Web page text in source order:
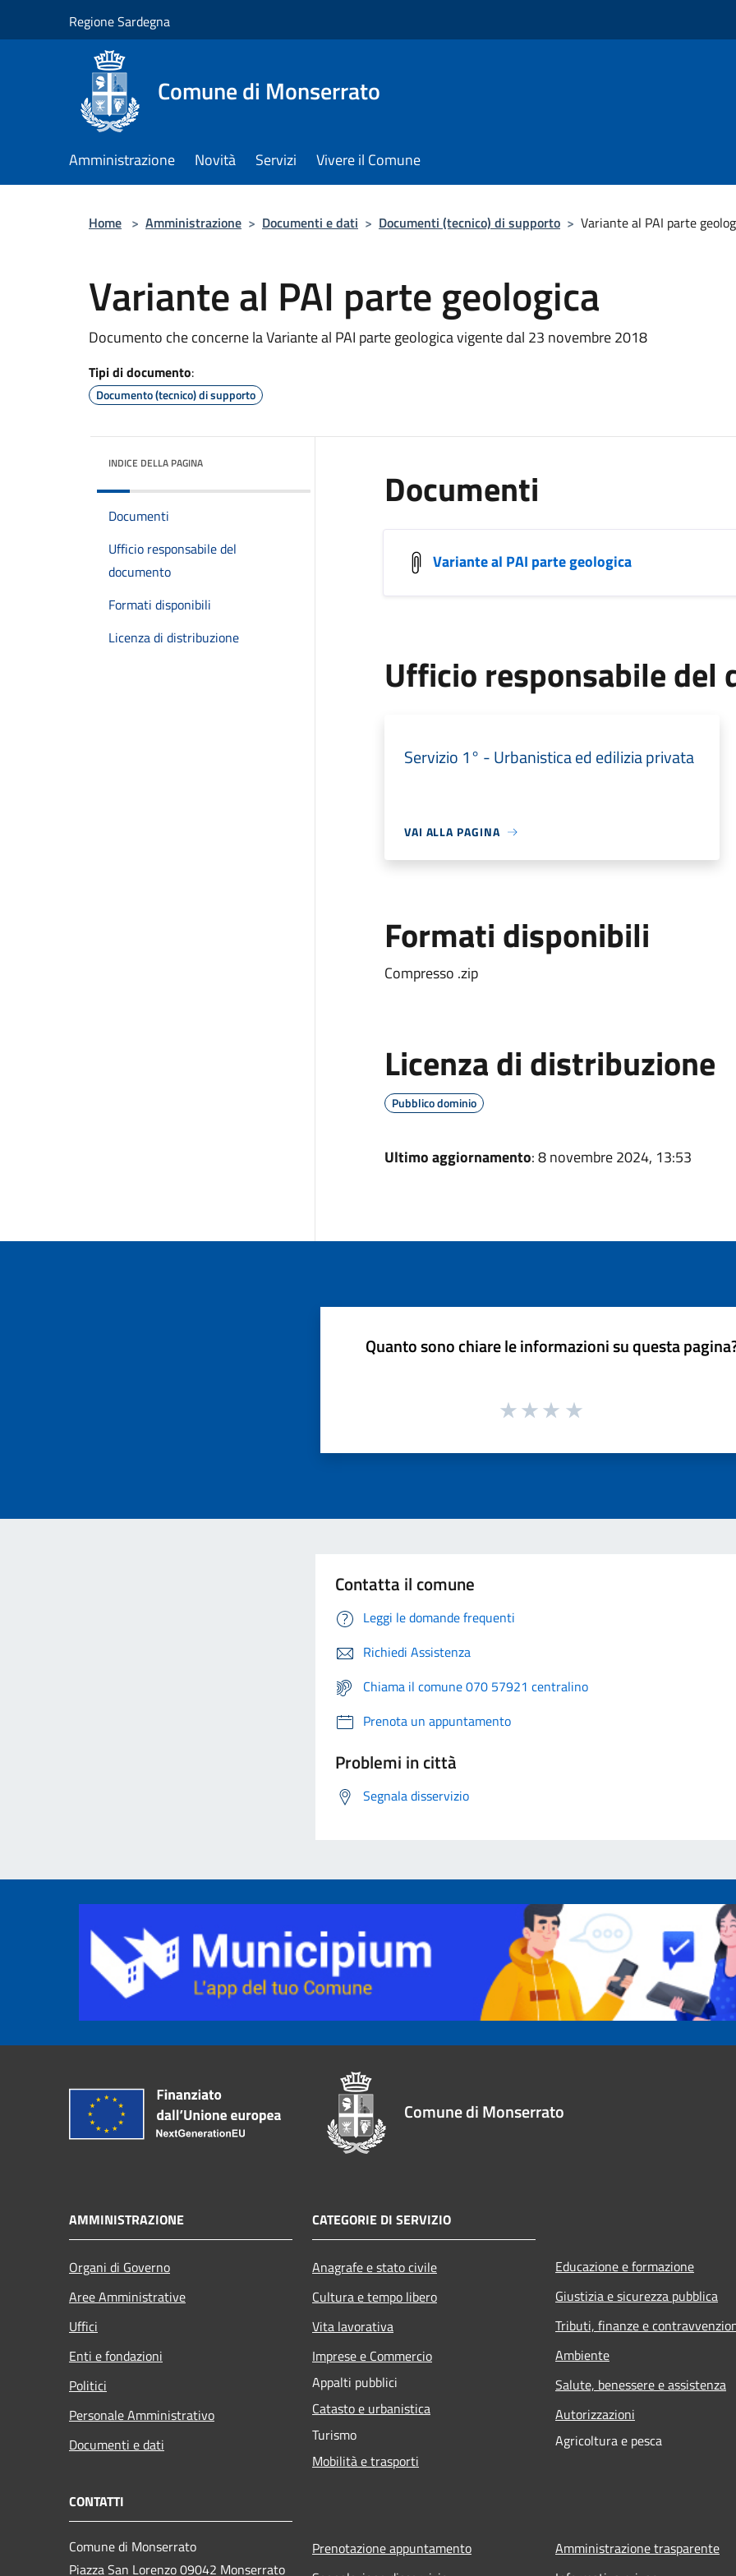
Regione Sardegna
Comune di Monserrato
Amministrazione Novità Servizi Vivere il Comune
Home > Amministrazione > Documenti e dati > Documenti (tecnico) di supporto > Variante al PAI parte
Variante al PAI parte geologica
Documento che concerne la Variante al PAI parte geologica vigente dal 23 novembre 2018
Tipi di documento:
Documento (tecnico) di supporto
INDICE DELLA PAGINA
Documenti
Ufficio responsabile del
documento
Formati disponibili
Licenza di distribuzione
Documenti
Variante al PAI parte geologica
Ufficio responsabile del
Servizio 1° - Urbanistica ed edilizia privata
VAI ALLA PAGINA
Formati disponibili
Compresso .zip
Licenza di distribuzione
Pubblico dominio
Ultimo aggiornamento: 8 novembre 2024, 13:53
Quanto sono chiare le informazioni su questa
Contatta il comune
Leggi le domande frequenti
Richiedi Assistenza
Chiama il comune 070 57921 centralino
Prenota un appuntamento
Problemi in città
Segnala disservizio
Comune di Monserrato
AMMINISTRAZIONE
Organi di Governo
Aree Amministrative
Uffici
Enti e fondazioni
Politici
Personale Amministrativo
Documenti e dati
CATEGORIE DI SERVIZIO
Anagrafe e stato civile
Cultura e tempo libero
Vita lavorativa
Imprese e Commercio
Appalti pubblici
Catasto e urbanistica
Turismo
Mobilità e trasporti
Educazione e formazione
Giustizia e sicurezza pubblica
Tributi, finanze e
Ambiente
Salute, benessere e assistenza
Autorizzazioni
Agricoltura e pesca
CONTATTI
Comune di Monserrato
Piazza San Lorenzo 09042 Monserrato
Prenotazione appuntamento
Amministrazione trasparente